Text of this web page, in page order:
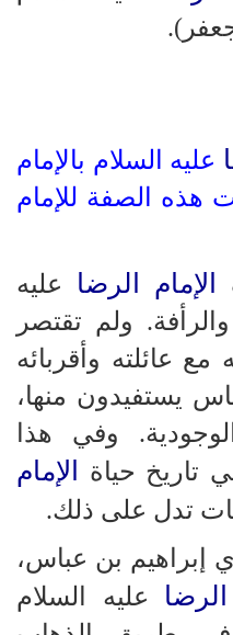
عليه السلام بالإمام
هذه الصفة للإمام
الإمام الرضا عليه
ولم تقتصر
عائلته وأقربائه
يستفيدون منها،
وفي هذا
تاريخ حياة الإمام
تدل على ذلك.
إبراهيم بن عباس،
عليه السلام